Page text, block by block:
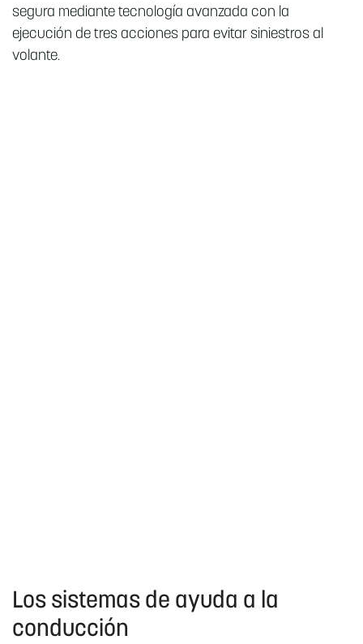
segura mediante tecnología avanzada con la
ejecución de tres acciones para evitar siniestros al
volante.
Los sistemas de ayuda a la
conducción